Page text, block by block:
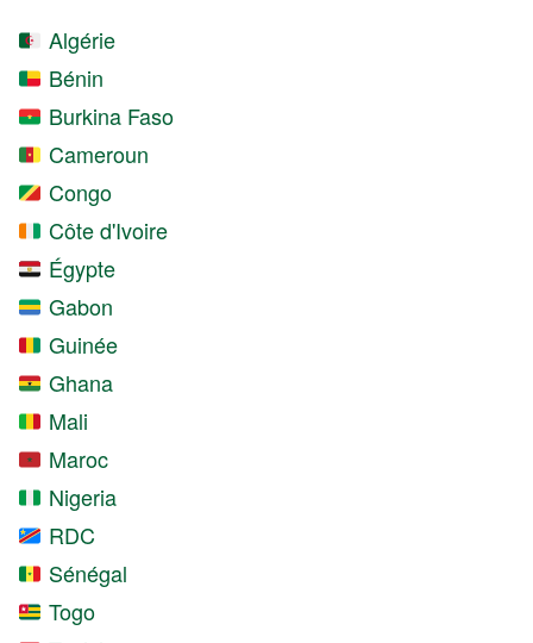
Algérie
Bénin
Burkina Faso
Cameroun
Congo
Côte d'Ivoire
Égypte
Gabon
Guinée
Ghana
Mali
Maroc
Nigeria
RDC
Sénégal
Togo